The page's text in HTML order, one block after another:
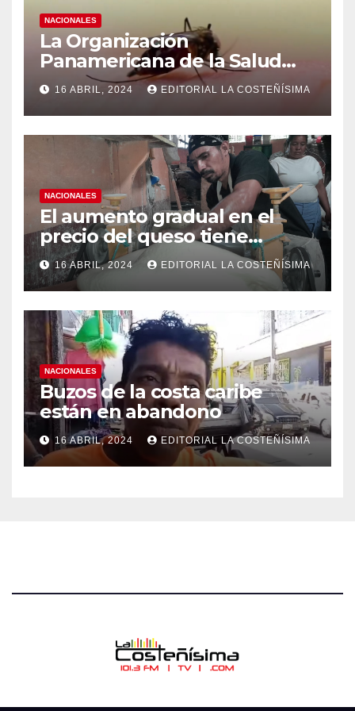
NACIONALES
La Organización
Panamericana de la Salud
(OPS), recomienda reforzar
medidas ante el aumento de
casos de dengue
16 ABRIL, 2024 EDITORIAL LA COSTEÑÍSIMA
NACIONALES
El aumento gradual en el
precio del queso tiene
efectos a las Panaderias
16 ABRIL, 2024 EDITORIAL LA COSTEÑÍSIMA
NACIONALES
Buzos de la costa caribe
están en abandono
16 ABRIL, 2024 EDITORIAL LA COSTEÑÍSIMA